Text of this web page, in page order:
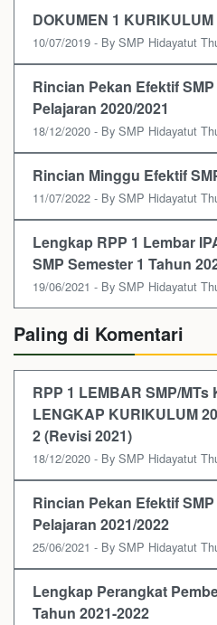
DOKUMEN 1 KURIKULUM
10/07/2019 - By SMP Hidayatut
Rincian Pekan Efektif
Pelajaran 2020/2021
18/12/2020 - By SMP Hidayatut
Rincian Minggu Efektif
11/07/2022 - By SMP Hidayatut
Lengkap RPP 1 Lembar
SMP Semester 1 Tahun
19/06/2021 - By SMP Hidayatut
Paling di Komentari
RPP 1 LEMBAR SMP/MTs
LENGKAP KURIKULUM
2 (Revisi 2021)
18/12/2020 - By SMP Hidayatut
Rincian Pekan Efektif
Pelajaran 2021/2022
25/06/2021 - By SMP Hidayatut
Lengkap Perangkat
Tahun 2021-2022